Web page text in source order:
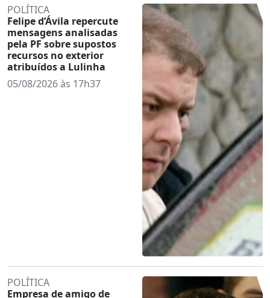
POLÍTICA
Felipe d’Ávila repercute
mensagens analisadas
pela PF sobre supostos
recursos no exterior
atribuídos a Lulinha
05/08/2026 às 17h37
POLÍTICA
Empresa de amigo de